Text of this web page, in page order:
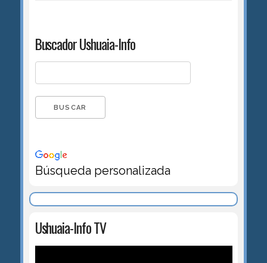
Buscador Ushuaia-Info
Búsqueda personalizada
Ushuaia-Info TV